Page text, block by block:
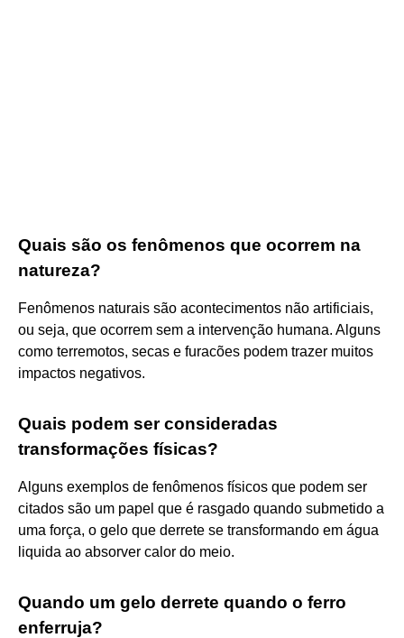
Quais são os fenômenos que ocorrem na
natureza?
Fenômenos naturais são acontecimentos não artificiais,
ou seja, que ocorrem sem a intervenção humana. Alguns
como terremotos, secas e furacões podem trazer muitos
impactos negativos.
Quais podem ser consideradas
transformações físicas?
Alguns exemplos de fenômenos físicos que podem ser
citados são um papel que é rasgado quando submetido a
uma força, o gelo que derrete se transformando em água
liquida ao absorver calor do meio.
Quando um gelo derrete quando o ferro
enferruja?